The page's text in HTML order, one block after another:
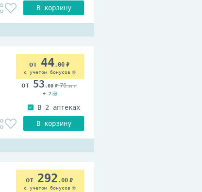
44.00
с учетом бонусов
53 .00 76.00
+ 2
292 .00
с учетом бонусов